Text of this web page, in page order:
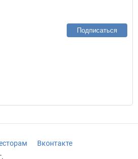
Подписаться
Вконтакте